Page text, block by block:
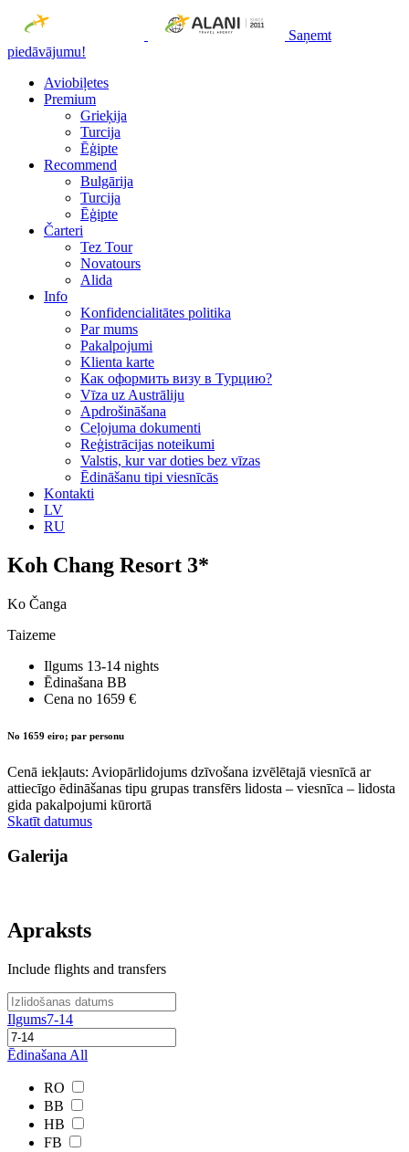
Saņemt
piedāvājumu!
Aviobiļetes
Premium
Grieķija
Turcija
Ēģipte
Recommend
Bulgārija
Turcija
Ēģipte
Čarteri
Tez Tour
Novatours
Alida
Info
Konfidencialitātes politika
Par mums
Рakalpojumi
Klienta karte
Как оформить визу в Турцию?
Vīza uz Austrāliju
Apdrošināšana
Ceļojuma dokumenti
Reģistrācijas noteikumi
Valstis, kur var doties bez vīzas
Ēdināšanu tipi viesnīcās
Kontakti
LV
RU
Koh Chang Resort 3*
Ko Čanga
Taizeme
Ilgums 13-14 nights
Ēdinašana BB
Cena no 1659 €
No 1659 eiro; par personu
Cenā iekļauts: Aviopārlidojums dzīvošana izvēlētajā viesnīcā ar
attiecīgo ēdināšanas tipu grupas transfērs lidosta – viesnīca – lidosta
gida pakalpojumi kūrortā
Skatīt datumus
Galerija
Apraksts
Include flights and transfers
Ilgums7-14
Ēdinašana All
RO
BB
HB
FB